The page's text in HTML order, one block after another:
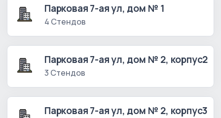
Парковая 7-ая ул, дом № 1
4 Стендов
Парковая 7-ая ул, дом № 2, корпус2
3 Стендов
Парковая 7-ая ул, дом № 2, корпус3